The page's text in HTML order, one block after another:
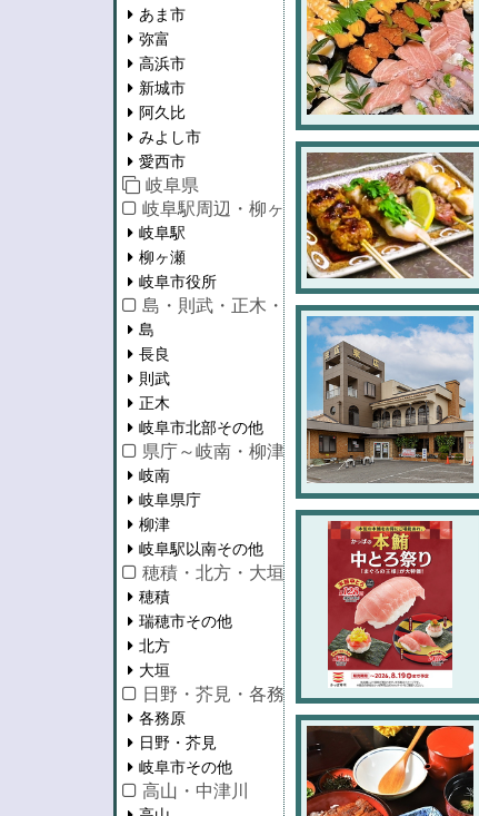
あま市
弥富
高浜市
新城市
阿久比
みよし市
愛西市
岐阜県
岐阜駅周辺・柳ヶ瀬・市役所
岐阜駅
柳ヶ瀬
岐阜市役所
島・則武・正木・長良
島
長良
則武
正木
岐阜市北部その他
県庁～岐南・柳津・岐阜駅以南
岐南
岐阜県庁
柳津
岐阜駅以南その他
穂積・北方・大垣
穂積
瑞穂市その他
北方
大垣
日野・芥見・各務原
各務原
日野・芥見
岐阜市その他
高山・中津川